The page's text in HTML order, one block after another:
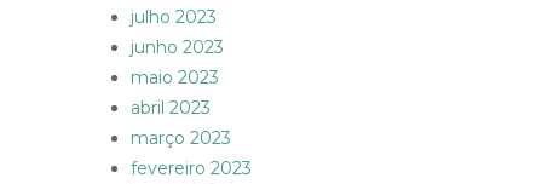
julho 2023
junho 2023
maio 2023
abril 2023
março 2023
fevereiro 2023